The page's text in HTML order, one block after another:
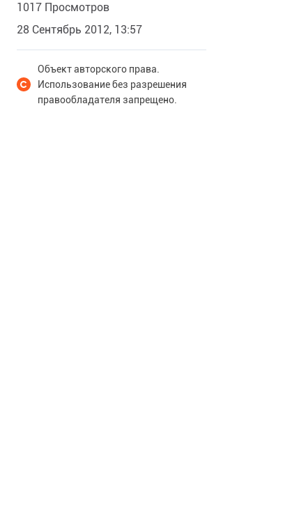
1017 Просмотров
28 Сентябрь 2012, 13:57
Объект авторского права.
Использование без разрешения
правообладателя запрещено.